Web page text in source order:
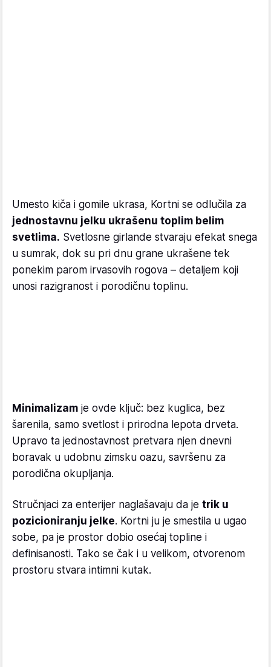
Umesto kiča i gomile ukrasa, Kortni se odlučila za
jednostavnu jelku ukrašenu toplim belim
svetlima. Svetlosne girlande stvaraju efekat snega
u sumrak, dok su pri dnu grane ukrašene tek
ponekim parom irvasovih rogova – detaljem koji
unosi razigranost i porodičnu toplinu.
Minimalizam je ovde ključ: bez kuglica, bez
šarenila, samo svetlost i prirodna lepota drveta.
Upravo ta jednostavnost pretvara njen dnevni
boravak u udobnu zimsku oazu, savršenu za
porodična okupljanja.
Stručnjaci za enterijer naglašavaju da je trik u
pozicioniranju jelke. Kortni ju je smestila u ugao
sobe, pa je prostor dobio osećaj topline i
definisanosti. Tako se čak i u velikom, otvorenom
prostoru stvara intimni kutak.